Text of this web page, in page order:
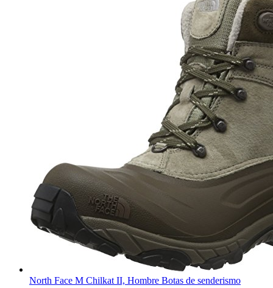
North Face M Chilkat II, Hombre Botas de senderismo